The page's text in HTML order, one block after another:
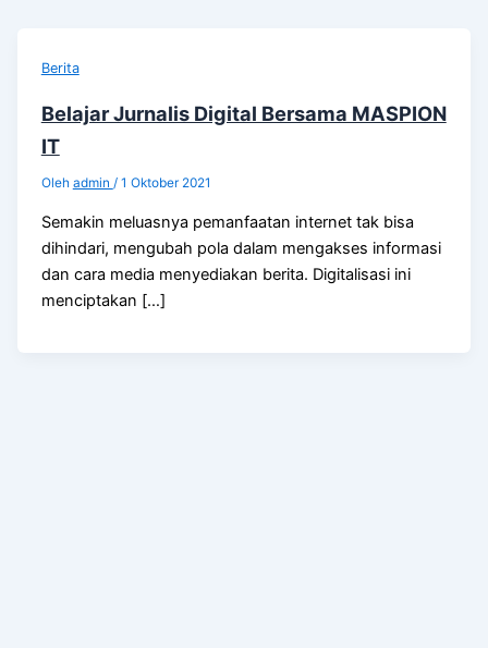
Berita
Belajar Jurnalis Digital Bersama MASPION
IT
Oleh admin / 1 Oktober 2021
Semakin meluasnya pemanfaatan internet tak bisa
dihindari, mengubah pola dalam mengakses informasi
dan cara media menyediakan berita. Digitalisasi ini
menciptakan […]